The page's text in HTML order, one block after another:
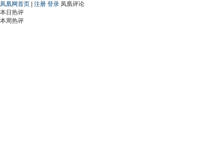
凤凰网首页 注册 登录 凤凰评论
本日热评
本周热评